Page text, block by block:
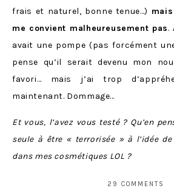
frais et naturel, bonne tenue…)
me convient malheureusement pas.
avait une pompe (pas forcément
pense qu’il serait devenu mon
favori… mais j’ai trop
maintenant. Dommage…
Et vous, l’avez vous testé ? Qu’en
seule à être « terrorisée » à l’idée
dans mes cosmétiques LOL ?
29 COMMENTS